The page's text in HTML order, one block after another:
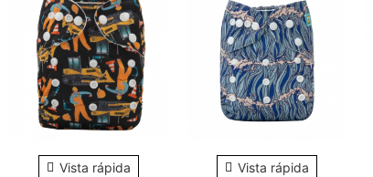
Vista rápida
Vista rápida